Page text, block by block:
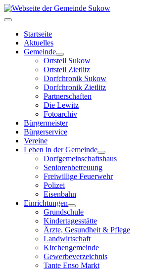
Startseite
Aktuelles
Gemeinde
Ortsteil Sukow
Ortsteil Zietlitz
Dorfchronik Sukow
Dorfchronik Zietlitz
Partnerschaften
Die Lewitz
Fotoarchiv
Bürgermeister
Bürgerservice
Vereine
Leben in der Gemeinde
Dorfgemeinschaftshaus
Seniorenbetreuung
Freiwillige Feuerwehr
Polizei
Eisenbahn
Einrichtungen
Grundschule
Kindertagesstätte
Ärzte, Gesundheit & Pflege
Landwirtschaft
Kirchengemeinde
Gewerbeverzeichnis
Tante Enso Markt